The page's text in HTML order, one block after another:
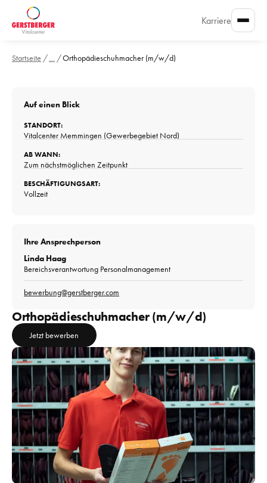
Karriere
Startseite /… /Orthopädieschuhmacher (m/w/d)
Orthopädieschuhmacher (m/w/d)
Jetzt bewerben
Auf einen Blick
STANDORT:
Vitalcenter Memmingen (Gewerbegebiet Nord)
AB WANN:
Zum nächstmöglichen Zeitpunkt
BESCHÄFTIGUNGSART:
Vollzeit
Ihre Ansprechperson
Linda Haag
Bereichsverantwortung Personalmanagement
bewerbung@gerstberger.com